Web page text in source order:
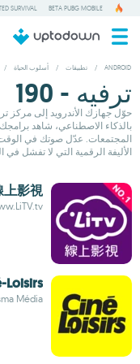
BETA PUBG MOBILE
SURVIVAL
ANDROID
/ تطبيقات / أسلوب الحياة /
ترفيه - 190
حوّل جهازك الأندرويد إلى
بالذكاء الاصطناعي، شاهد
المجتمعات. عدّل صوتك في الوقت
الأليفة الرقمية التي لا تفشل
上影視
Loisirs
Média